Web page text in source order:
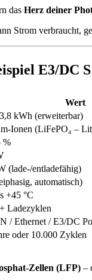
das Herz deiner
Strom verbraucht,
E3/DC
Wert
kWh (erweiterbar)
Ionen (LiFePO₄ –
%
(lade-/entladefähig)
automatisch)
+45 °C
Ladezyklen
/ Ethernet / E3/DC
oder 10.000 Zyklen
Zellen (LFP) –